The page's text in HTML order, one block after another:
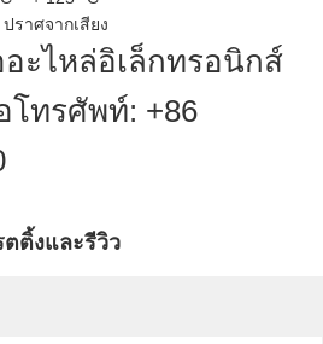
ราศจากเสียง
ะไหล่อิเล็กทรอนิกส์
ทรศัพท์: +86
ตติ้งและรีวิว